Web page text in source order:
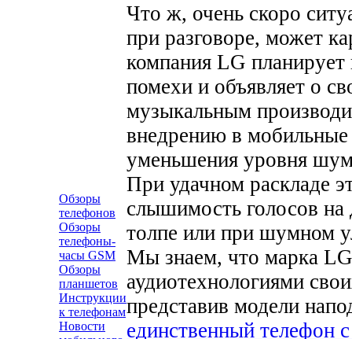
Обзоры
телефонов
Обзоры
телефоны-
часы GSM
Обзоры
планшетов
Инструкции
к телефонам
Новости
Что ж, очень скоро
при разговоре, может
компания LG планирует
помехи и объявляет о
музыкальным
внедрению в
уменьшения уровня
При удачном раскладе
слышимость голосов
толпе или при шумном
Мы знаем, что марка
аудиотехнологиями
представив модели
единственный телефон